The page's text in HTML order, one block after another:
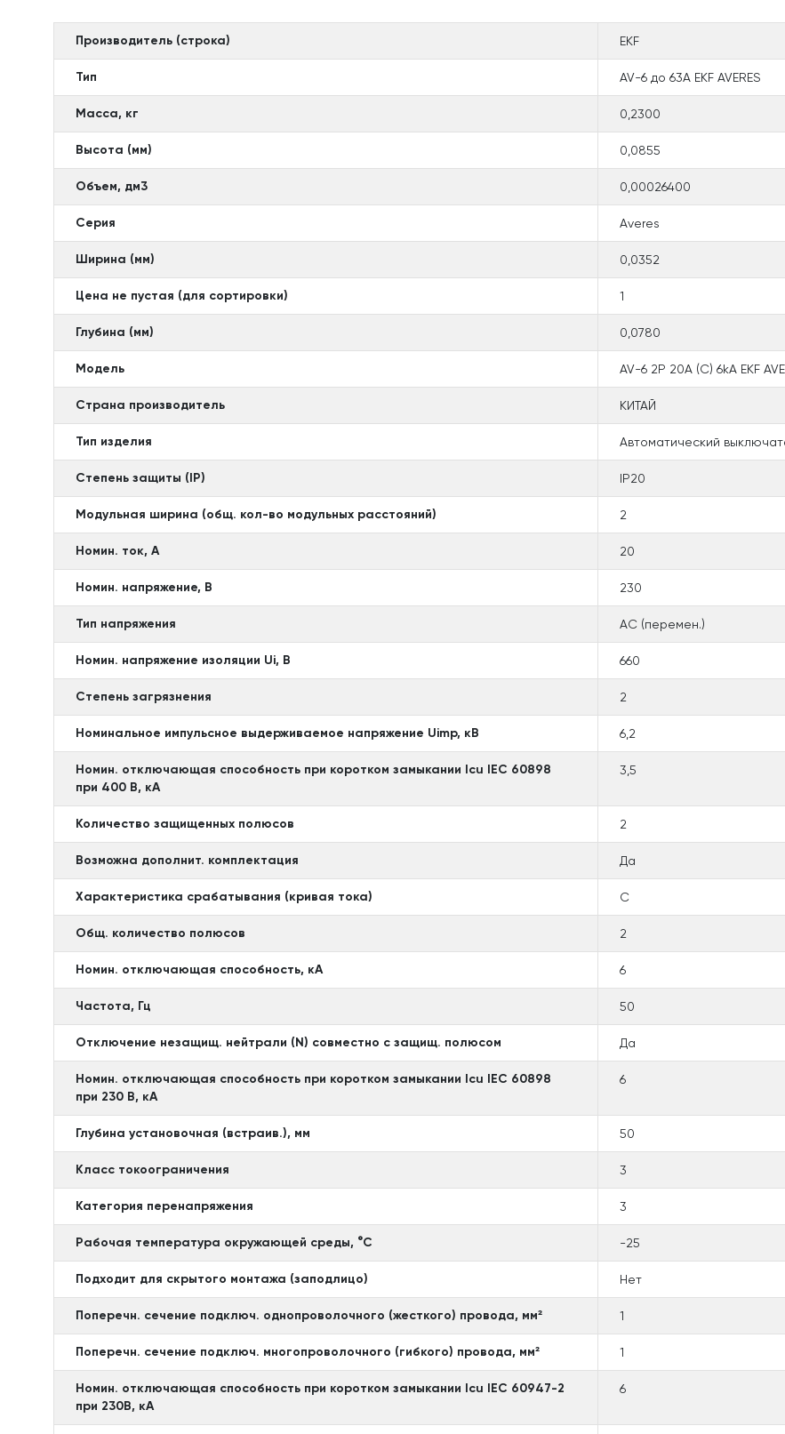
Производитель (строка) EKF
Тип AV-6 до 63А EKF AVERES
Масса, кг 0,2300
Высота (мм) 0,0855
Объем, дм3 0,00026400
Серия Averes
Ширина (мм) 0,0352
Цена не пустая (для сортировки) 1
Глубина (мм) 0,0780
Модель AV-6 2P 20A (C) 6kA EKF
Страна производитель КИТАЙ
Тип изделия Автоматический
Степень защиты (IP) IP20
Модульная ширина (общ. кол-во модульных расстояний) 2
Номин. ток, А 20
Номин. напряжение, В 230
Тип напряжения AC (перемен.)
Номин. напряжение изоляции Ui, В 660
Степень загрязнения 2
Номинальное импульсное выдерживаемое напряжение Uimp, кВ 6,2
Номин. отключающая способность при коротком замыкании Icu IEC 60898
при 400 В, кА
3,5
Количество защищенных полюсов 2
Возможна дополнит. комплектация Да
Характеристика срабатывания (кривая тока) C
Общ. количество полюсов 2
Номин. отключающая способность, кА 6
Частота, Гц 50
Отключение незащищ. нейтрали (N) совместно с защищ. полюсом Да
Номин. отключающая способность при коротком замыкании Icu IEC 60898
при 230 В, кА
6
Глубина установочная (встраив.), мм 50
Класс токоограничения 3
Категория перенапряжения 3
Рабочая температура окружающей среды, °C -25
Подходит для скрытого монтажа (заподлицо) Нет
Поперечн. сечение подключ. однопроволочного (жесткого) провода, мм² 1
Поперечн. сечение подключ. многопроволочного (гибкого) провода, мм² 1
Номин. отключающая способность при коротком замыкании Icu IEC 60947-2
при 230В, кА
6